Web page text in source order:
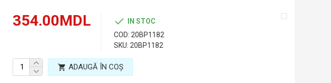
354.00MDL
IN STOC
COD: 20BP1182
SKU: 20BP1182
ADAUGĂ ÎN COŞ